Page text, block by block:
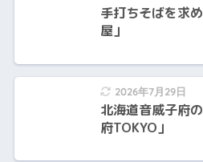
手打ちそばを求
屋」
2026年7月29日
北海道音威子府
府TOKYO」